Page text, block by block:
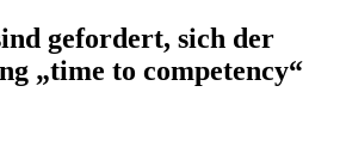
gefordert, sich der
„time to competency“